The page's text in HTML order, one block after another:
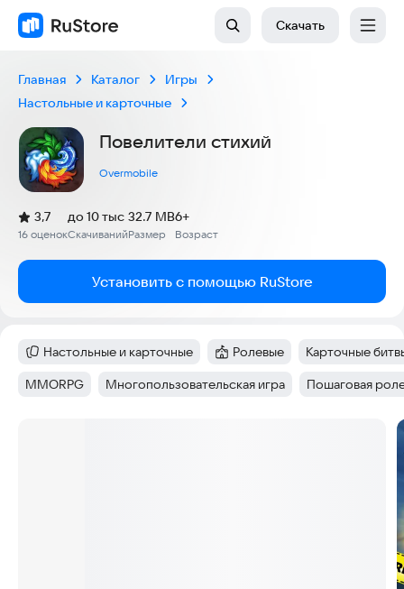
Скачать
Главная Каталог
Игры
Настольные и карточные
Повелители стихий
Overmobile
Рейтинг:
3,7
(
16 оценок
)
Скачиваний
до 10 тыс
Размер
32.7 MB
Возраст
6+
Установить с помощью RuStore
Категория:
Настольные и карточные Категория:
Ролевые Тег:
Карточные
Тег:
MMORPG Тег:
Многопользовательская игра Тег:
Пошаговая